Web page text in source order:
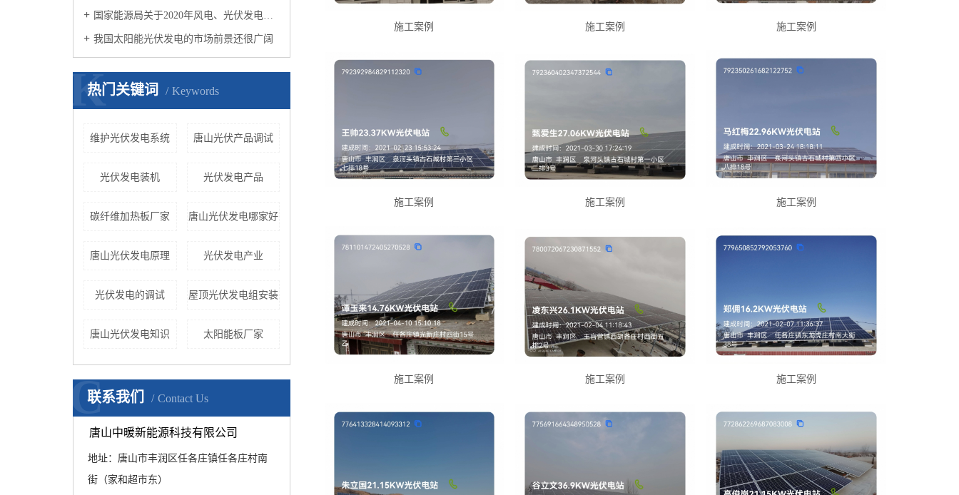
国家能源局关于2020年风电、光伏发电项目建设有关事项的通知
我国太阳能光伏发电的市场前景还很广阔
热门关键词 Keywords
K
维护光伏发电系统 唐山光伏产品调试
光伏发电装机 光伏发电产品
碳纤维加热板厂家 唐山光伏发电哪家好
唐山光伏发电原理 光伏发电产业
光伏发电的调试 屋顶光伏发电组安装
唐山光伏发电知识 太阳能板厂家
联系我们 Contact Us
C
唐山中暖新能源科技有限公司
地址：唐山市丰润区任各庄镇任各庄村南
街（家和超市东）
施工案例 施工案例 施工案例
施工案例 施工案例 施工案例
施工案例 施工案例 施工案例